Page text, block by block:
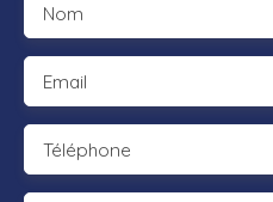
Nom
Email
Téléphone